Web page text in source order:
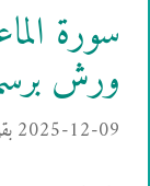
سورة
ورش
2025-12-09